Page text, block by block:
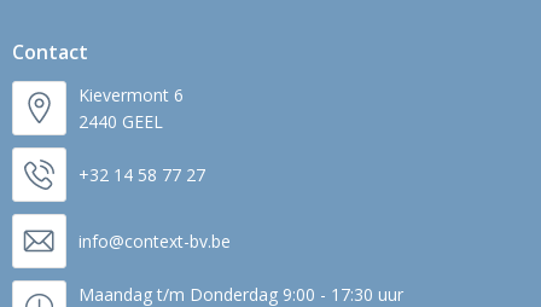
Contact
Kievermont 6
2440 GEEL
+32 14 58 77 27
info@context-bv.be
Maandag t/m Donderdag 9:00 - 17:30 uur